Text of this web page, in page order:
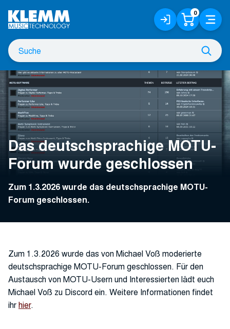
Hauptinhalt
Suche
nach
Anmelden
/
Registrieren
0 Menü
Das deutschsprachige MOTU-
Forum wurde geschlossen
Zum 1.3.2026 wurde das deutschsprachige MOTU-
Forum geschlossen.
Zum 1.3.2026 wurde das von Michael Voß moderierte
deutschsprachige MOTU-Forum geschlossen. Für den
Austausch von MOTU-Usern und Interessierten lädt euch
Michael Voß zu Discord ein. Weitere Informationen findet
ihrhier.